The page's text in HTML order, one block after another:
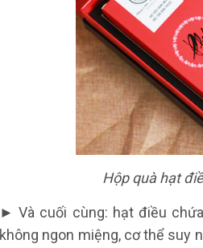
Hộp quà hạt
► Và cuối cùng: hạt điều
không ngon miệng, cơ thể suy